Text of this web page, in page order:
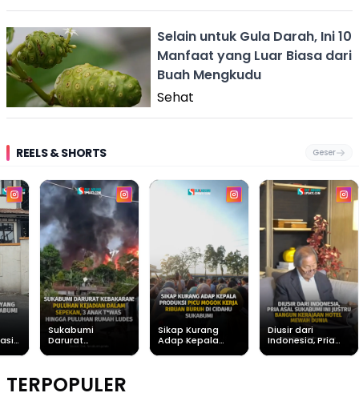
Selain untuk Gula Darah, Ini 10
Manfaat yang Luar Biasa dari
Buah Mengkudu
Sehat
REELS & SHORTS Geser
Sukabumi
Darurat
Kebakaran!
Anak Tewas
Sikap Kurang
Adap Kepala
Diusir dari
Indonesia, Pria
TERPOPULER